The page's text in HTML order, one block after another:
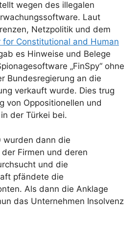
wegen des illegalen
Laut
Netzpolitik und dem
for Constitutional and Human
es Hinweise und Belege
„FinSpy“ ohne
Bundesregierung an die
verkauft wurde. Dies trug
von Oppositionellen und
der Türkei bei.
wurden dann die
Firmen und deren
und die
pfändete die
Als dann die Anklage
das Unternehmen Insolvenz